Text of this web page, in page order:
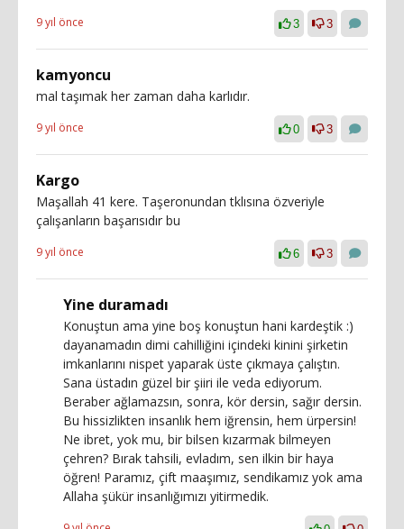
9 yıl önce 3 3
kamyoncu
mal taşımak her zaman daha karlıdır.
9 yıl önce 0 3
Kargo
Maşallah 41 kere. Taşeronundan tklısına özveriyle
çalışanların başarısıdır bu
9 yıl önce 6 3
Yine duramadı
Konuştun ama yine boş konuştun hani kardeştik :)
dayanamadın dimi cahilliğini içindeki kinini şirketin
imkanlarını nispet yaparak üste çıkmaya çalıştın.
Sana üstadın güzel bir şiiri ile veda ediyorum.
Beraber ağlamazsın, sonra, kör dersin, sağır dersin.
Bu hissizlikten insanlık hem iğrensin, hem ürpersin!
Ne ibret, yok mu, bir bilsen kızarmak bilmeyen
çehren? Bırak tahsili, evladım, sen ilkin bir haya
öğren! Paramız, çift maaşımız, sendikamız yok ama
Allaha şükür insanlığımızı yitirmedik.